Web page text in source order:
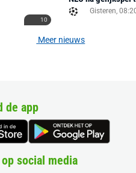
10
Gisteren,
Meer nieuws
de app
social media